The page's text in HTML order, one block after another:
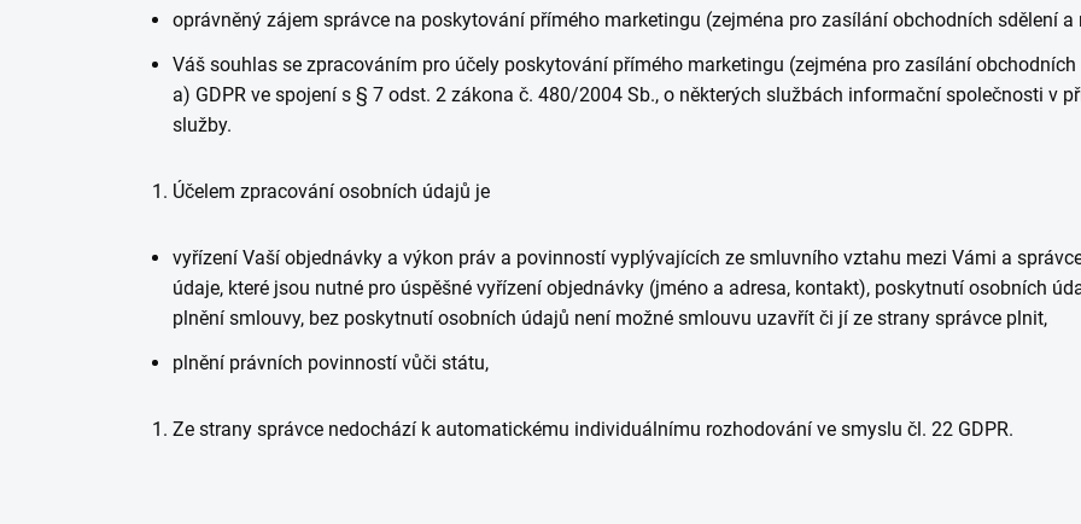
oprávněný zájem správce na poskytování přímého marketingu (zejména pro zasílání obchodních sdělení
Váš souhlas se zpracováním pro účely poskytování přímého marketingu (zejména pro zasílání
a) GDPR ve spojení s § 7 odst. 2 zákona č. 480/2004 Sb., o některých službách informační společnosti v
služby.
Účelem zpracování osobních údajů je
vyřízení Vaší objednávky a výkon práv a povinností vyplývajících ze smluvního vztahu mezi Vámi a
údaje, které jsou nutné pro úspěšné vyřízení objednávky (jméno a adresa, kontakt), poskytnutí osobních
plnění smlouvy, bez poskytnutí osobních údajů není možné smlouvu uzavřít či jí ze strany správce plnit,
plnění právních povinností vůči státu,
Ze strany správce nedochází k automatickému individuálnímu rozhodování ve smyslu čl. 22 GDPR.